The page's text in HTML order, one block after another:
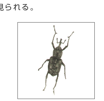
れる。